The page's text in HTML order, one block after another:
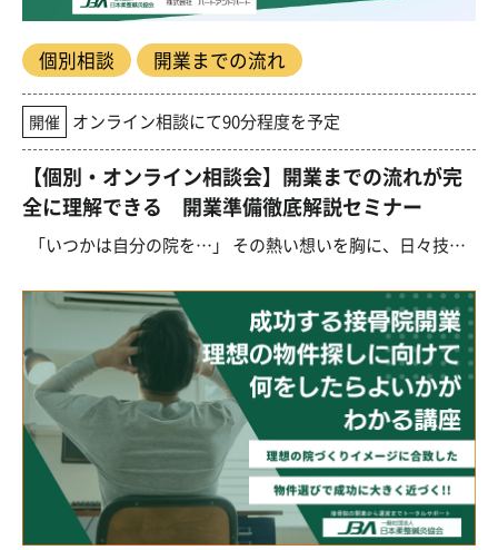
個別相談 開業までの流れ
開催 オンライン相談にて90分程度を予定
【個別・オンライン相談会】開業までの流れが完
全に理解できる 開業準備徹底解説セミナー
「いつかは自分の院を…」 その熱い想いを胸に、日々技術や知識を磨かれている先生へ。 し